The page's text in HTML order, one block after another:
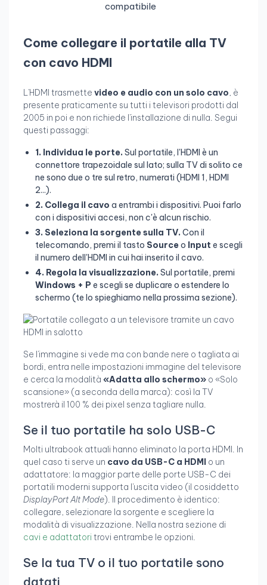
compatibile
Come collegare il portatile alla TV
con cavo HDMI
L'HDMI trasmette video e audio con un solo cavo, è
presente praticamente su tutti i televisori prodotti dal
2005 in poi e non richiede l'installazione di nulla. Segui
questi passaggi:
1. Individua le porte. Sul portatile, l'HDMI è un
connettore trapezoidale sul lato; sulla TV di solito ce
ne sono due o tre sul retro, numerati (HDMI 1, HDMI
2...).
2. Collega il cavo a entrambi i dispositivi. Puoi farlo
con i dispositivi accesi, non c'è alcun rischio.
3. Seleziona la sorgente sulla TV. Con il
telecomando, premi il tasto Source o Input e scegli
il numero dell'HDMI in cui hai inserito il cavo.
4. Regola la visualizzazione. Sul portatile, premi
Windows + P e scegli se duplicare o estendere lo
schermo (te lo spieghiamo nella prossima sezione).
Se l'immagine si vede ma con bande nere o tagliata ai
bordi, entra nelle impostazioni immagine del televisore
e cerca la modalità «Adatta allo schermo» o «Solo
scansione» (a seconda della marca): così la TV
mostrerà il 100 % dei pixel senza tagliare nulla.
Se il tuo portatile ha solo USB-C
Molti ultrabook attuali hanno eliminato la porta HDMI. In
quel caso ti serve un cavo da USB-C a HDMI o un
adattatore: la maggior parte delle porte USB-C dei
portatili moderni supporta l'uscita video (il cosiddetto
DisplayPort Alt Mode). Il procedimento è identico:
collegare, selezionare la sorgente e scegliere la
modalità di visualizzazione. Nella nostra sezione di
cavi e adattatori trovi entrambe le opzioni.
Se la tua TV o il tuo portatile sono
datati